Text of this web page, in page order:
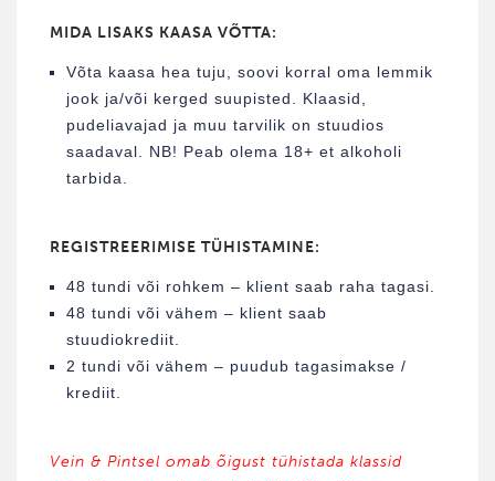
MIDA LISAKS KAASA VÕTTA:
Võta kaasa hea tuju, soovi korral oma lemmik
jook ja/või kerged suupisted. Klaasid,
pudeliavajad ja muu tarvilik on stuudios
saadaval. NB! Peab olema 18+ et alkoholi
tarbida.
REGISTREERIMISE TÜHISTAMINE:
48 tundi või rohkem – klient saab raha tagasi.
48 tundi või vähem – klient saab
stuudiokrediit.
2 tundi või vähem – puudub tagasimakse /
krediit.
Vein & Pintsel omab õigust tühistada klassid